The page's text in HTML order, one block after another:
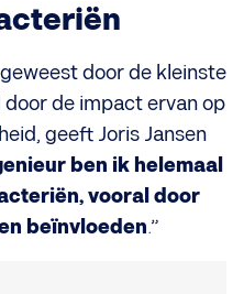
door de kleinste
door de impact ervan op
geeft Joris Jansen
ben ik helemaal
vooral door
beïnvloeden.”